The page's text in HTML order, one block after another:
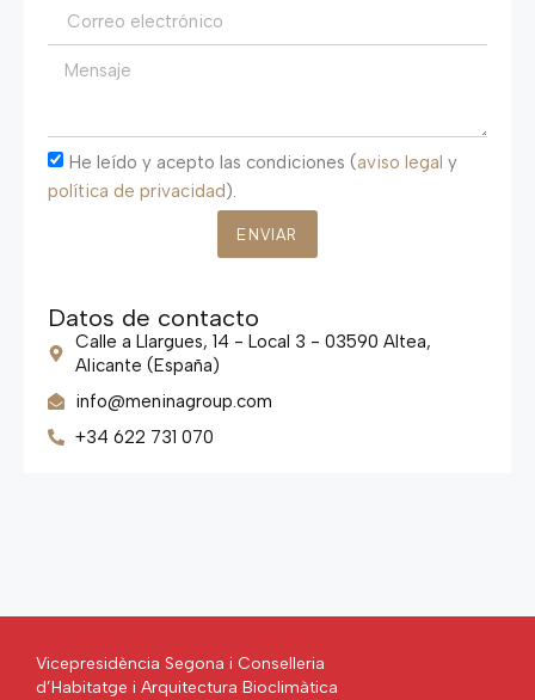
He leído y acepto las condiciones (aviso legal y
política de privacidad).
ENVIAR
Datos de contacto
Calle a Llargues, 14 - Local 3 - 03590 Altea,
Alicante (España)
info@meninagroup.com
+34 622 731 070
Vicepresidència Segona i Conselleria
d’Habitatge i Arquitectura Bioclimàtica